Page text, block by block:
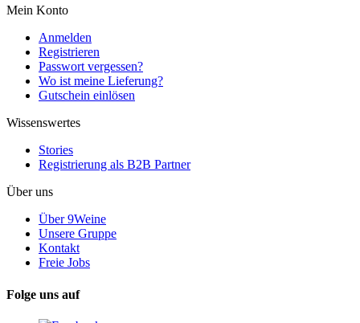
Mein Konto
Anmelden
Registrieren
Passwort vergessen?
Wo ist meine Lieferung?
Gutschein einlösen
Wissenswertes
Stories
Registrierung als B2B Partner
Über uns
Über 9Weine
Unsere Gruppe
Kontakt
Freie Jobs
Folge uns auf